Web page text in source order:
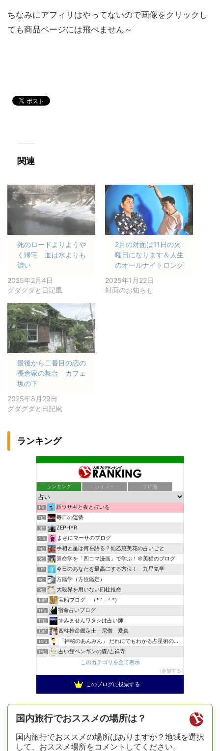
ちなみにアフィリはやってないので画像をクリックし
ても商品ページには飛べません～
関連
死のロードよりようや
く帰宅 血は水よりも
濃い
2025年2月4日
グダグダと日記風
2月の対面は11日の火
曜日になります＆人生
のオールナイトロング
2025年1月22日
対面のお知らせ
最後から二番目の恋の
長倉家の舞台 カフェ
坂の下
2025年8月29日
グダグダと日記風
ランキング
ランキング ポイント ブロ画
1位 新ウサギと夜と占いを
2位 毎日の運勢
3位 ZEPHYR
4位 まさにマーサのブログ
5位 手相と星は何を語る？仙乙恵美花の占いごと
6位 算命学を「四コマ漫画」で学ぶ！＠美猫のブログ
7位 今日のあなたを最高にする方位！ 九星気学
8位 方鑑学（方位鑑定）
9位 大殺界を用いない四柱推命
10位 宝船ブログ （*＾-＾*）
11位 宿命占いブログ
12位 すみませんワタシは占い師
13位 四柱推命鑑定士・尼僧 愛真
14位 「神秘のあんみん」 だれにでもわかる占星術の極意『サビアン…
15位
占い館ペンギンの森/吉祥寺
このカテゴリを全て表示
参加する
このブログに投票する